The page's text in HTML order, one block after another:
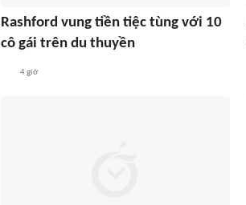
Rashford vung tiền tiệc tùng với 10
cô gái trên du thuyền
4 giờ